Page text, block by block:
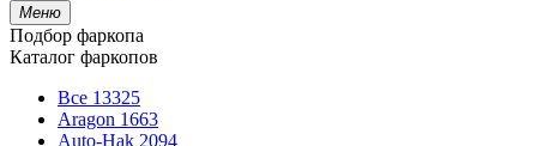
Меню
Подбор фаркопа
Каталог фаркопов
Все 13325
Aragon 1663
Auto-Hak 2094